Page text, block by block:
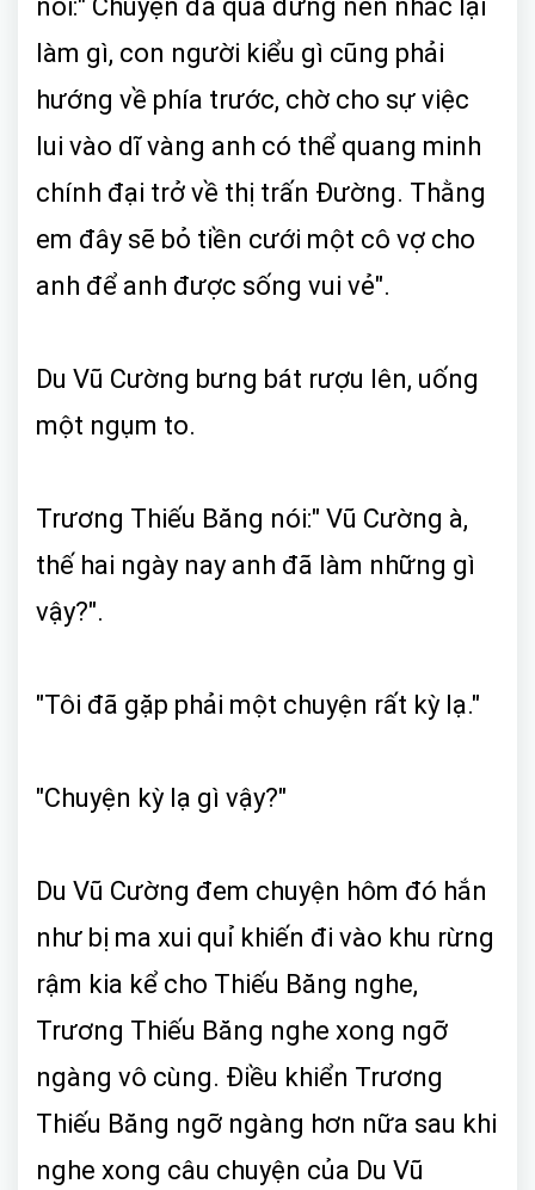
nói:" Chuyện đã qua đừng nên nhắc lại
làm gì, con người kiểu gì cũng phải
hướng về phía trước, chờ cho sự việc
lui vào dĩ vàng anh có thể quang minh
chính đại trở về thị trấn Đường. Thằng
em đây sẽ bỏ tiền cưới một cô vợ cho
anh để anh được sống vui vẻ".
Du Vũ Cường bưng bát rượu lên, uống
một ngụm to.
Trương Thiếu Băng nói:" Vũ Cường à,
thế hai ngày nay anh đã làm những gì
vậy?".
"Tôi đã gặp phải một chuyện rất kỳ lạ."
"Chuyện kỳ lạ gì vậy?"
Du Vũ Cường đem chuyện hôm đó hắn
như bị ma xui quỉ khiến đi vào khu rừng
rậm kia kể cho Thiếu Băng nghe,
Trương Thiếu Băng nghe xong ngỡ
ngàng vô cùng. Điều khiển Trương
Thiếu Băng ngỡ ngàng hơn nữa sau khi
nghe xong câu chuyện của Du Vũ